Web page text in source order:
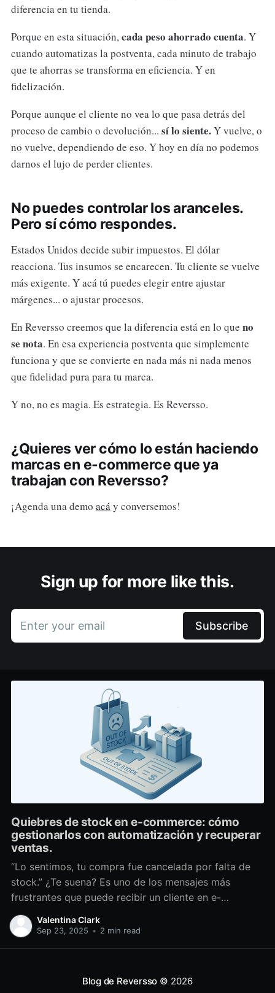
diferencia en tu tienda.
Porque en esta situación,cada peso ahorrado cuenta. Y
cuando automatizas la postventa, cada minuto de trabajo
que te ahorras se transforma en eficiencia. Y en
fidelización.
Porque aunque el cliente no vea lo que pasa detrás del
proceso de cambio o devolución... sí lo siente.Y vuelve, o
no vuelve, dependiendo de eso. Y hoy en día no podemos
darnos el lujo de perder clientes.
No puedes controlar los aranceles.
Pero sí cómo respondes.
Estados Unidos decide subir impuestos. El dólar
reacciona. Tus insumos se encarecen. Tu cliente se vuelve
más exigente. Y acá tú puedes elegir entre ajustar
márgenes... o ajustar procesos.
En Reversso creemos que la diferencia está en lo que no
se nota. En esa experiencia postventa que simplemente
funciona y que se convierte en nada más ni nada menos
que fidelidad pura para tu marca.
Y no, no es magia. Es estrategia. Es Reversso.
¿Quieres ver cómo lo están haciendo
marcas en e-commerce que ya
trabajan con Reversso?
¡Agenda una demo acá y conversemos!
Sign up for more like this.
Enter your email Subscribe
Quiebres de stock en e-commerce: cómo
gestionarlos con automatización y recuperar
ventas.
“Lo sentimos, tu compra fue cancelada por falta de
stock.” ¿Te suena? Es uno de los mensajes más
frustrantes que puede recibir un cliente en e-
commerce. Y para las marcas, no es solo un pedido
menos: significa pérdida de ventas, reputación
Valentina Clark
Sep 23, 2025 • 2 min read
Blog de Reversso © 2026